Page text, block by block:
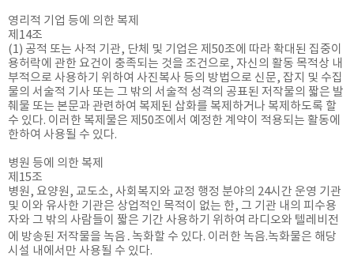
영리적 기업 등에 의한 복제
제14조
(1) 공적 또는 사적 기관, 단체 및 기업은 제50조에 따라 확대된 집중이
용허락에 관한 요건이 충족되는 것을 조건으로, 자신의 활동 목적상 내
부적으로 사용하기 위하여 사진복사 등의 방법으로 신문, 잡지 및 수집
물의 서술적 기사 또는 그 밖의 서술적 성격의 공표된 저작물의 짧은 발
췌물 또는 본문과 관련하여 복제된 삽화를 복제하거나 복제하도록 할
수 있다. 이러한 복제물은 제50조에서 예정한 계약이 적용되는 활동에
한하여 사용될 수 있다.
병원 등에 의한 복제
제15조
병원, 요양원, 교도소, 사회복지와 교정 행정 분야의 24시간 운영 기관
및 이와 유사한 기관은 상업적인 목적이 없는 한, 그 기관 내의 피수용
자와 그 밖의 사람들이 짧은 기간 사용하기 위하여 라디오와 텔레비전
에 방송된 저작물을 녹음․녹화할 수 있다. 이러한 녹음.녹화물은 해당
시설 내에서만 사용될 수 있다.